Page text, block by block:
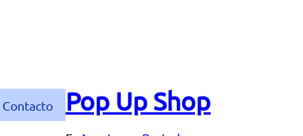
Contacto Pop Up Shop